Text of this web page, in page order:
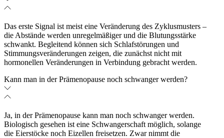
Das erste Signal ist meist eine Veränderung des Zyklusmusters –
die Abstände werden unregelmäßiger und die Blutungsstärke
schwankt. Begleitend können sich Schlafstörungen und
Stimmungsveränderungen zeigen, die zunächst nicht mit
hormonellen Veränderungen in Verbindung gebracht werden.
Kann man in der Prämenopause noch schwanger werden?
Ja, in der Prämenopause kann man noch schwanger werden.
Biologisch gesehen ist eine Schwangerschaft möglich, solange
die Eierstöcke noch Eizellen freisetzen. Zwar nimmt die